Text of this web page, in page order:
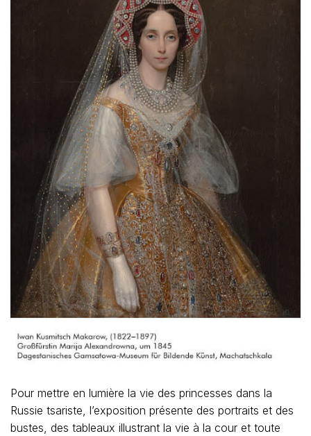
Pour mettre en lumière la vie des princesses dans la
Russie tsariste, l’exposition présente des portraits et des
bustes, des tableaux illustrant la vie à la cour et toute